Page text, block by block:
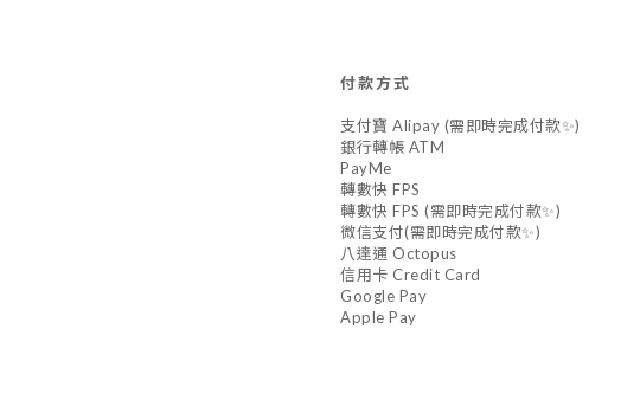
付款方式
支付寶 Alipay (需即時完成付款✨)
銀行轉帳 ATM
PayMe
轉數快 FPS
轉數快 FPS (需即時完成付款✨)
微信支付(需即時完成付款✨)
八達通 Octopus
信用卡 Credit Card
Google Pay
Apple Pay